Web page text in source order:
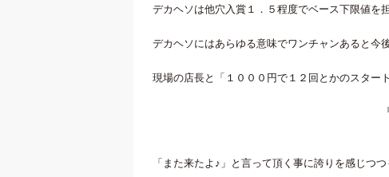
デカヘソは他穴入賞１．５程度でベース下限値を
デカヘソにはあらゆる意味でワンチャンあると今
現場の店長と「１０００円で１２回とかのスター
『遊びのチカラで
との乖離を感じ
「また来たよ♪」と言って頂く事に誇りを感じつ